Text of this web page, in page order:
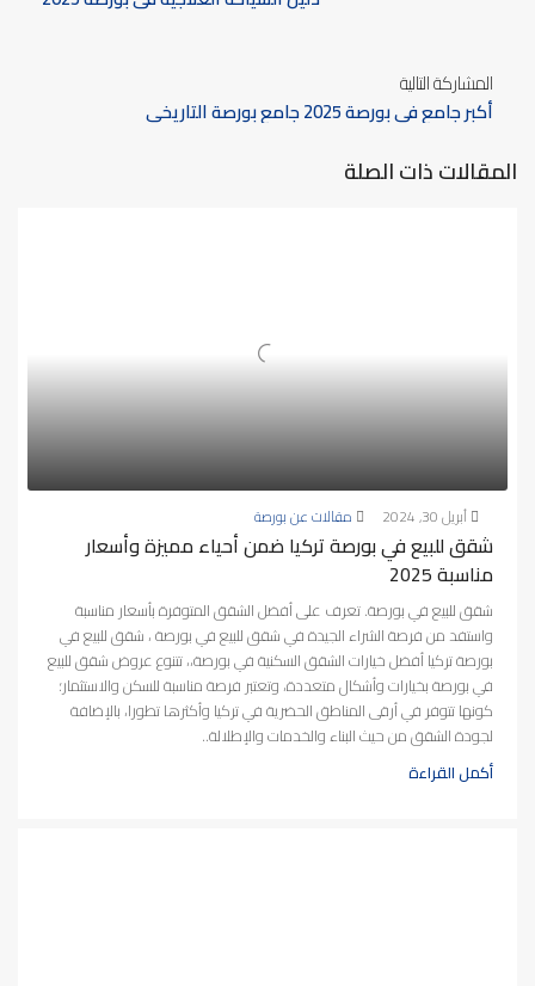
المشاركة التالية
أكبر جامع في بورصة 2025 جامع بورصة التاريخي
المقالات ذات الصلة
أبريل 30, 2024 مقالات عن بورصة
شقق للبيع في بورصة تركيا ضمن أحياء مميزة وأسعار
مناسبة 2025
شقق للبيع في بورصة. تعرف على أفضل الشقق المتوفرة بأسعار مناسبة
واستفد من فرصة الشراء الجيدة في شقق للبيع في بورصة ، شقق للبيع في
بورصة تركيا أفضل خيارات الشقق السكنية في بورصة،، تتنوع عروض شقق للبيع
في بورصة بخيارات وأشكال متعددة، وتعتبر فرصة مناسبة للسكن والاستثمار؛
كونها تتوفر في أرقى المناطق الحضرية في تركيا وأكثرها تطورا، بالإضافة
لجودة الشقق من حيث البناء والخدمات والإطلالة..
أكمل القراءة